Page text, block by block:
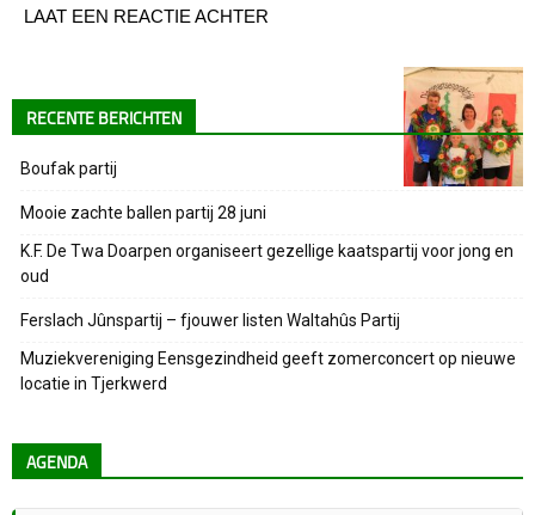
LAAT EEN REACTIE ACHTER
RECENTE BERICHTEN
Boufak partij
Mooie zachte ballen partij 28 juni
K.F. De Twa Doarpen organiseert gezellige kaatspartij voor jong en
oud
Ferslach Jûnspartij – fjouwer listen Waltahûs Partij
Muziekvereniging Eensgezindheid geeft zomerconcert op nieuwe
locatie in Tjerkwerd
AGENDA